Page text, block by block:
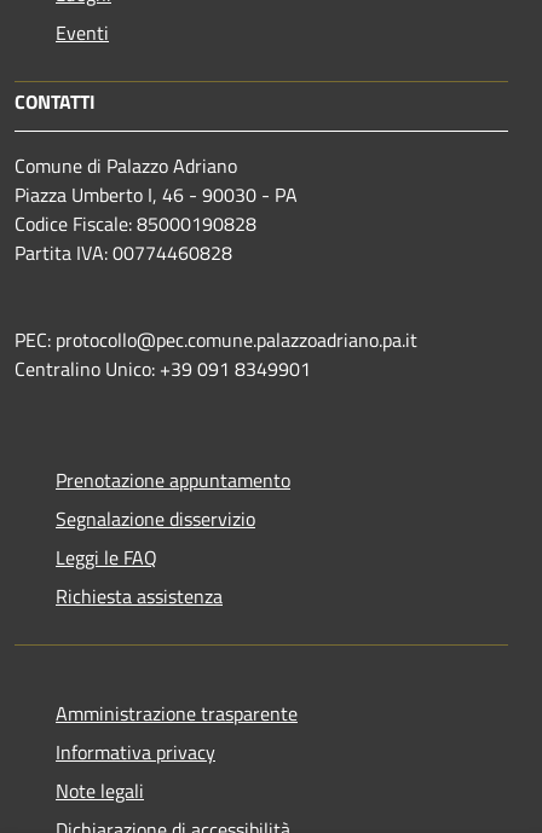
Eventi
CONTATTI
Comune di Palazzo Adriano
Piazza Umberto I, 46 - 90030 - PA
Codice Fiscale: 85000190828
Partita IVA: 00774460828
PEC: protocollo@pec.comune.palazzoadriano.pa.it
Centralino Unico: +39 091 8349901
Prenotazione appuntamento
Segnalazione disservizio
Leggi le FAQ
Richiesta assistenza
Amministrazione trasparente
Informativa privacy
Note legali